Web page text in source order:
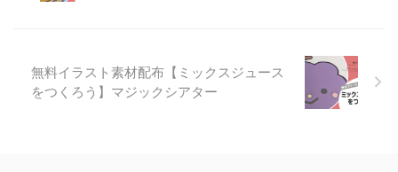
無料イラスト素材配布【ミックスジュース
をつくろう】マジックシアター